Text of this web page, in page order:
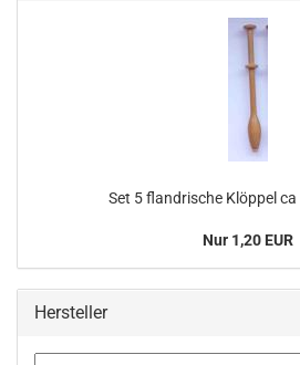
Set 5 flandrische Klöppel
Nur 1,20 EUR
Hersteller